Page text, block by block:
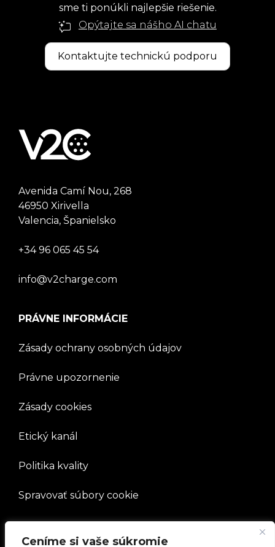
Ceníme si vaše súkromie
sme ti ponúkli najlepšie riešenie.
Opýtajte sa nášho AI chatu
Kontaktujte technickú podporu
Avenida Camí Nou, 268
46950 Xirivella
Valencia, Španielsko
+34 96 065 45 54
info@v2charge.com
PRÁVNE INFORMÁCIE
Zásady ochrany osobných údajov
Právne upozornenie
Zásady cookies
Etický kanál
Politika kvality
Spravovať súbory cookie
SPOLOČNOSŤ